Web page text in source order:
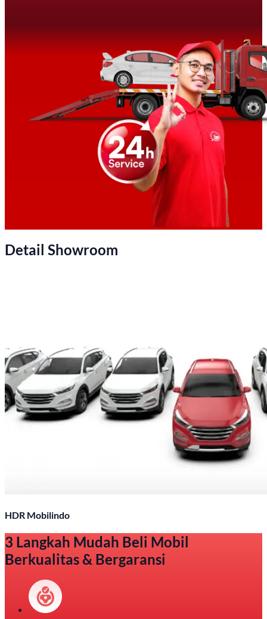
Detail Showroom
HDR Mobilindo
3 Langkah Mudah Beli Mobil
Berkualitas & Bergaransi